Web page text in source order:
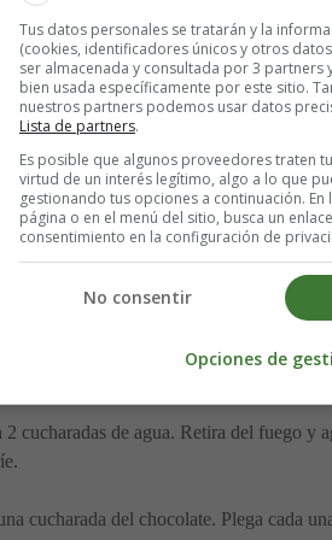
hacer Briouates
los Briouates rellenos de
leche fría
de chocolate:
cucharadas de agua. Retira del fuego
cucharada del chocolate. Plega cada
Tus datos personales se tratarán y la
(cookies, identificadores únicos y otros
ser almacenada y consultada por 3 partners
bien usada específicamente por este sitio.
nuestros partners podemos usar datos
Lista de partners.
Es posible que algunos proveedores traten
virtud de un interés legítimo, algo a lo que
gestionando tus opciones a continuación.
página o en el menú del sitio, busca un
consentimiento en la configuración de
No consentir
Opciones de